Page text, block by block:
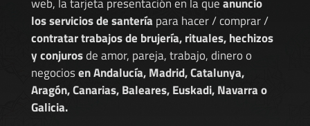
los servicios de santería para hacer / comprar /
contratar trabajos de brujería, rituales, hechizos
y conjurosde amor, pareja, trabajo, dinero o
negociosen Andalucía, Madrid, Catalunya,
Aragón, Canarias, Baleares, Euskadi, Navarra o
Galicia.